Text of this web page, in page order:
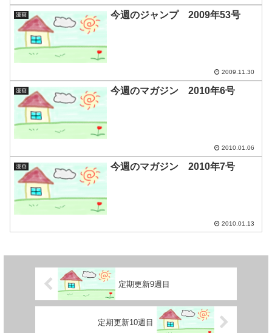
漫画 今週のジャンプ 2009年53号
2009.11.30
漫画 今週のマガジン 2010年6号
2010.01.06
漫画 今週のマガジン 2010年7号
2010.01.13
定期更新9週目
定期更新10週目